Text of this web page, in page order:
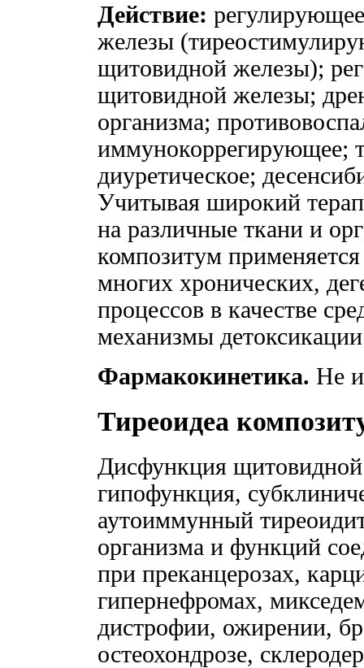
Действие:
железы
щитовидной железы);
щитовидной железы;
организма;
иммунокоррегирующее;
диуретическое;
Учитывая широкий
на различные ткани и
композитум
многих хронических,
процессов в качестве
механизмы
Фармакокинетика. Не
Тиреоидеа
Дисфункция
гипофункция,
аутоиммунный
организма и функций
при преканцерозах,
гипернефромах,
дистрофии, ожирении,
остеохондрозе,